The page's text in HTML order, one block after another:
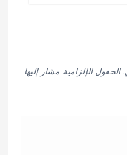
الحقول الإلزامية مشار إليها